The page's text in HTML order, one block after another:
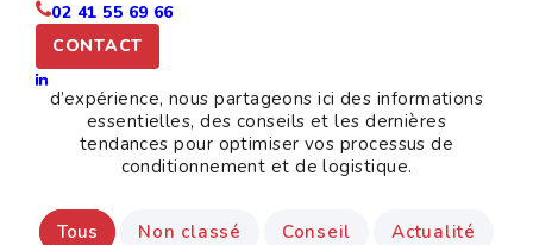
02 41 55 69 66
CONTACT
Soluplast, spécialiste basé à Cholet dans la
commercialisation de films plastiques et d’adhésifs
pour l’emballage et l’expédition. Forts de 30 ans
d’expérience, nous partageons ici des informations
essentielles, des conseils et les dernières
tendances pour optimiser vos processus de
conditionnement et de logistique.
Tous Non classé Conseil Actualité